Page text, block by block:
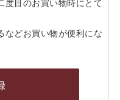
度目のお買い物時にとて
などお買い物が便利にな